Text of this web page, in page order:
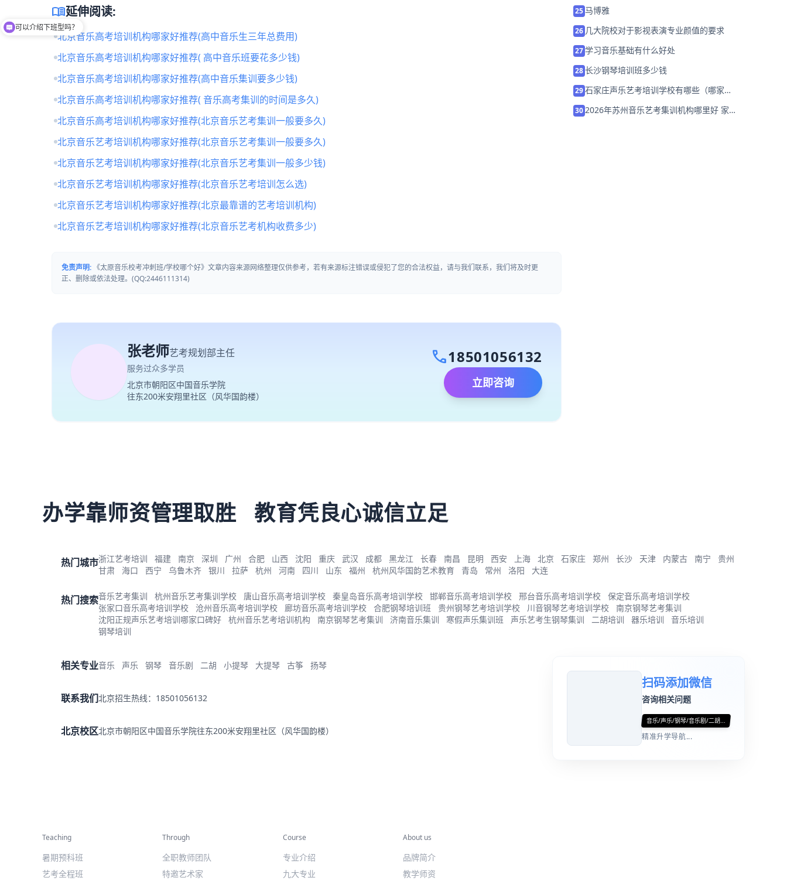
menu_book延伸阅读:
北京音乐高考培训机构哪家好推荐(高中音乐生三年总费用)
北京音乐高考培训机构哪家好推荐( 高中音乐班要花多少钱)
北京音乐高考培训机构哪家好推荐(高中音乐集训要多少钱)
北京音乐高考培训机构哪家好推荐( 音乐高考集训的时间是多久)
北京音乐高考培训机构哪家好推荐(北京音乐艺考集训一般要多久)
北京音乐艺考培训机构哪家好推荐(北京音乐艺考集训一般要多久)
北京音乐艺考培训机构哪家好推荐(北京音乐艺考集训一般多少钱)
北京音乐艺考培训机构哪家好推荐(北京音乐艺考培训怎么选)
北京音乐艺考培训机构哪家好推荐(北京最靠谱的艺考培训机构)
北京音乐艺考培训机构哪家好推荐(北京音乐艺考机构收费多少)
免责声明: 《太原音乐校考冲刺班/学校哪个好》文章内容来源网络整理仅供参考，若有来源标注错误或侵犯了您的合法权益，请与我们联系，我们将及时更
正、删除或依法处理。(QQ:2446111314)
张老师艺考规划部主任
服务过众多学员
北京市朝阳区中国音乐学院
往东200米安翔里社区（风华国韵楼）
call18501056132
立即咨询
25马博雅
26 几大院校对于影视表演专业颜值的要求
27学习音乐基础有什么好处
28长沙钢琴培训班多少钱
29石家庄声乐艺考培训学校有哪些（哪家
302026年苏州音乐艺考集训机构哪里好 家
办学靠师资管理取胜 教育凭良心诚信立足
热门城市浙江艺考培训 福建 南京 深圳 广州 合肥 山西 沈阳 重庆 武汉 成都 黑龙江 长春 南昌 昆明 西安 上海 北京 石家庄 郑州 长沙 天津 内蒙古 南宁
贵州
甘肃
海口 西宁 乌鲁木齐 银川 拉萨 杭州 河南 四川 山东 福州 杭州风华国韵艺术教育 青岛 常州 洛阳 大连
热门搜索音乐艺考集训 杭州音乐艺考集训学校 唐山音乐高考培训学校 秦皇岛音乐高考培训学校 邯郸音乐高考培训学校 邢台音乐高考培训学校
保定音乐高考培训学校
张家口音乐高考培训学校
沧州音乐高考培训学校 廊坊音乐高考培训学校 合肥钢琴培训班 贵州钢琴艺考培训学校 川音钢琴艺考培训学校
南京钢琴艺考集训
沈阳正规声乐艺考培训哪家口碑好
杭州音乐艺考培训机构 南京钢琴艺考集训 济南音乐集训 寒假声乐集训班 声乐艺考生钢琴集训 二胡培训 器乐培训
音乐培训
钢琴培训
相关专业音乐 声乐 钢琴 音乐剧 二胡 小提琴 大提琴 古筝 扬琴
联系我们北京招生热线：18501056132
北京校区北京市朝阳区中国音乐学院往东200米安翔里社区（风华国韵楼）
扫码添加微信
咨询相关问题
音乐/声乐/钢琴/音乐剧/二胡...
精准升学导航...
Teaching
暑期预科班
艺考全程班
Through
全职教师团队
特邀艺术家
Course
专业介绍
九大专业
About us
品牌简介
教学师资
可以介绍下班型吗？